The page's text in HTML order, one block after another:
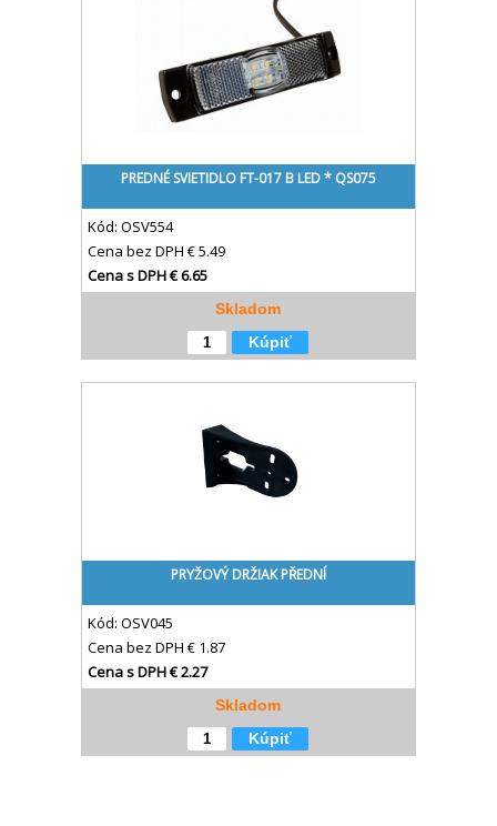
PREDNÉ SVIETIDLO FT-017 B LED * QS075
Kód: OSV554
Cena bez DPH € 5.49
Cena s DPH€ 6.65
Skladom
Kúpiť
PRYŽOVÝ DRŽIAK PŘEDNÍ
Kód: OSV045
Cena bez DPH € 1.87
Cena s DPH€ 2.27
Skladom
Kúpiť